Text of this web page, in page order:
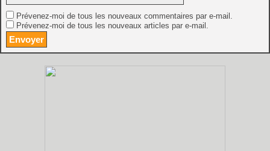
Prévenez-moi de tous les nouveaux commentaires par e-mail.
Prévenez-moi de tous les nouveaux articles par e-mail.